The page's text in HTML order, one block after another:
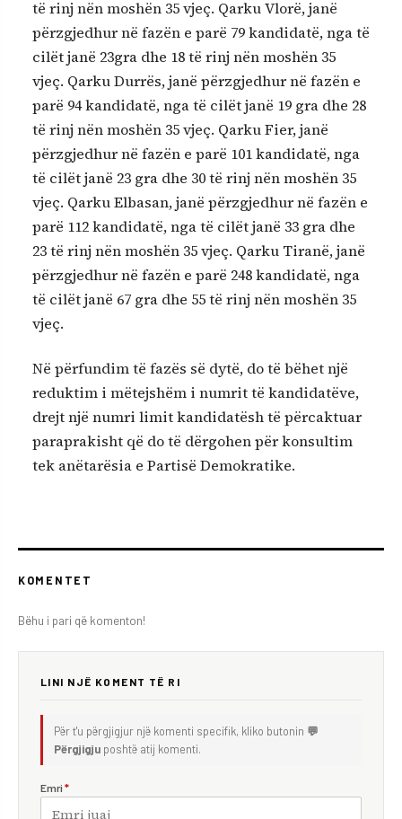
të rinj nën moshën 35 vjeç. Qarku Vlorë, janë
përzgjedhur në fazën e parë 79 kandidatë, nga të
cilët janë 23gra dhe 18 të rinj nën moshën 35
vjeç. Qarku Durrës, janë përzgjedhur në fazën e
parë 94 kandidatë, nga të cilët janë 19 gra dhe 28
të rinj nën moshën 35 vjeç. Qarku Fier, janë
përzgjedhur në fazën e parë 101 kandidatë, nga
të cilët janë 23 gra dhe 30 të rinj nën moshën 35
vjeç. Qarku Elbasan, janë përzgjedhur në fazën e
parë 112 kandidatë, nga të cilët janë 33 gra dhe
23 të rinj nën moshën 35 vjeç. Qarku Tiranë, janë
përzgjedhur në fazën e parë 248 kandidatë, nga
të cilët janë 67 gra dhe 55 të rinj nën moshën 35
vjeç.
Në përfundim të fazës së dytë, do të bëhet një
reduktim i mëtejshëm i numrit të kandidatëve,
drejt një numri limit kandidatësh të përcaktuar
paraprakisht që do të dërgohen për konsultim
tek anëtarësia e Partisë Demokratike.
KOMENTET
Bëhu i pari që komenton!
LINI NJË KOMENT TË RI
Për t'u përgjigjur një komenti specifik, kliko butonin 💬
Përgjigju poshtë atij komenti.
Emri *